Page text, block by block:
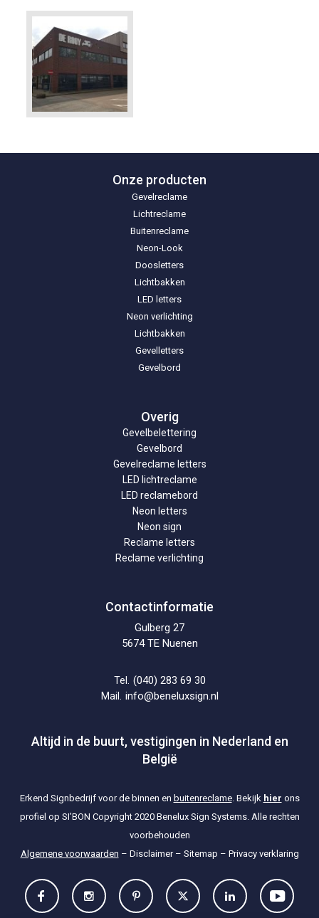
Onze producten
Gevelreclame
Lichtreclame
Buitenreclame
Neon-Look
Doosletters
Lichtbakken
LED letters
Neon verlichting
Lichtbakken
Gevelletters
Gevelbord
Overig
Gevelbelettering
Gevelbord
Gevelreclame letters
LED lichtreclame
LED reclamebord
Neon letters
Neon sign
Reclame letters
Reclame verlichting
Contactinformatie
Gulberg 27
5674 TE Nuenen
Tel. (040) 283 69 30
Mail. info@beneluxsign.nl
Altijd in de buurt, vestigingen in Nederland en
België
Erkend Signbedrijf voor de binnen en buitenreclame. Bekijk hier ons
profiel op SI’BON Copyright 2020 Benelux Sign Systems. Alle rechten
voorbehouden
Algemene voorwaarden – Disclaimer– Sitemap – Privacy verklaring